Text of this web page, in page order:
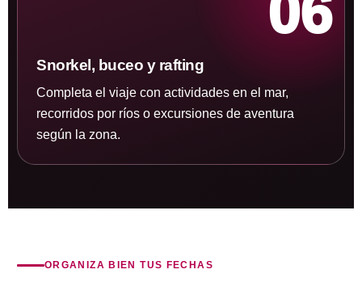
Snorkel, buceo y rafting
Completa el viaje con actividades en el mar,
recorridos por ríos o excursiones de aventura
según la zona.
ORGANIZA BIEN TUS FECHAS